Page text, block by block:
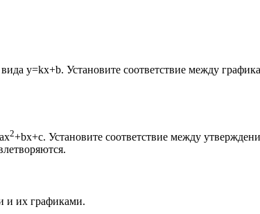
y=kx+b. Установите соответствие между
2​+bx+c. Установите соответствие между
и их графиками.